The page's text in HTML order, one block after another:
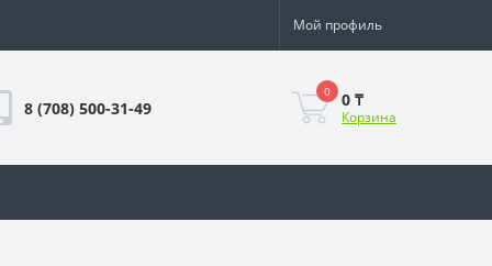
Мой профиль
8 (708) 500-31-49
0 0 ₸
Корзина